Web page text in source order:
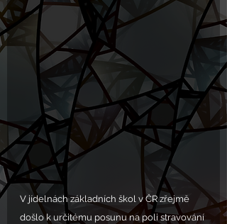
V jídelnách základních škol v ČR zřejmě
došlo k určitému posunu na poli stravování